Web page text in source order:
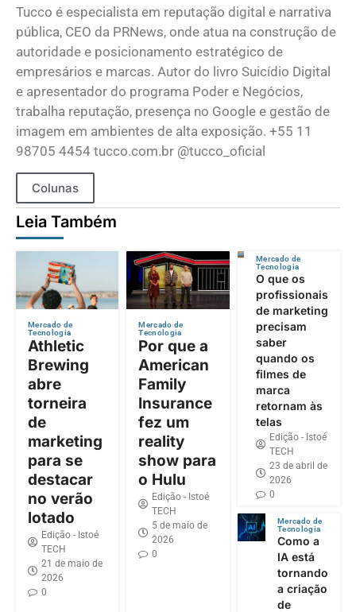
Tucco é especialista em reputação digital e narrativa
pública, CEO da PRNews, onde atua na construção de
autoridade e posicionamento estratégico de
empresários e marcas. Autor do livro Suicídio Digital
e apresentador do programa Poder e Negócios,
trabalha reputação, presença no Google e gestão de
imagem em ambientes de alta exposição. +55 11
98705 4454 tucco.com.br @tucco_oficial
Colunas
Leia Também
Mercado de
Tecnologia
Athletic
Brewing
abre
torneira
de
marketing
para se
destacar
no verão
lotado
Edição - Istoé
TECH
21 de maio de
2026
0
Mercado de
Tecnologia
Por que a
American
Family
Insurance
fez um
reality
show para
o Hulu
Edição - Istoé
TECH
5 de maio de
2026
0
Mercado de
Tecnologia
O que os
profissionais
de marketing
precisam
saber
quando os
filmes de
marca
retornam às
telas
Edição - Istoé
TECH
23 de abril de
2026
0
Mercado de
Tecnologia
Como a
IA está
tornando
a criação
de